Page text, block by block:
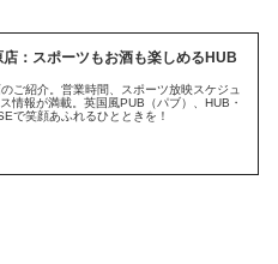
：スポーツもお酒も楽しめるHUB
ご紹介。営業時間、スポーツ放映スケジュ
情報が満載。英国風PUB（パブ）、HUB・
で笑顔あふれるひとときを！